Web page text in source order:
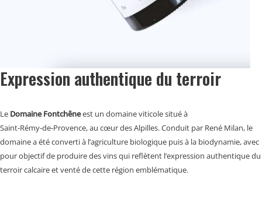
Expression authentique du terroir
Le Domaine Fontchêneest un domaine viticole situé à
Saint‑Rémy‑de‑Provence, au cœur des Alpilles. Conduit par René Milan, le
domaine a été converti à l’agriculture biologique puis à la biodynamie, avec
pour objectif de produire des vins qui reflètent l’expression authentique du
terroir calcaire et venté de cette région emblématique.